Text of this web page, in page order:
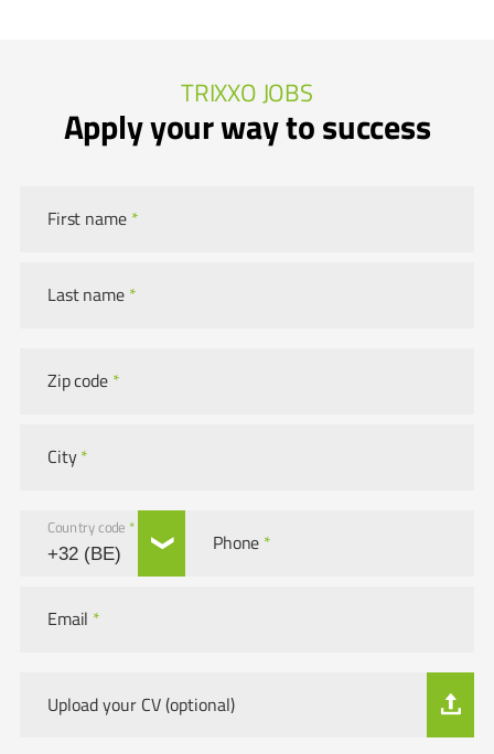
TRIXXO JOBS
Apply your way to success
First name *
Last name *
Zip code *
City*
Country code *
Phone *
Email *
Upload your CV (optional)